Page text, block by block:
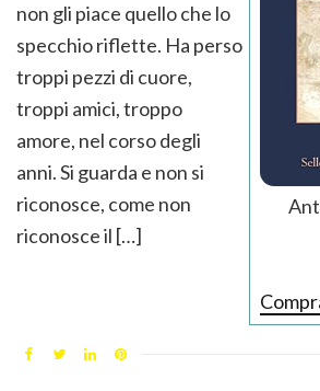
non gli piace quello che lo
specchio riflette. Ha perso
troppi pezzi di cuore,
troppi amici, troppo
amore, nel corso degli
anni. Si guarda e non si
riconosce, come non
riconosce il […]